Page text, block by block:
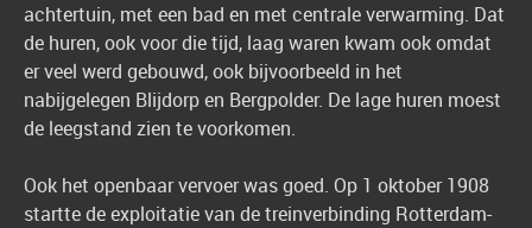
achtertuin, met een bad en met centrale verwarming. Dat
de huren, ook voor die tijd, laag waren kwam ook omdat
er veel werd gebouwd, ook bijvoorbeeld in het
nabijgelegen Blijdorp en Bergpolder. De lage huren moest
de leegstand zien te voorkomen.
Ook het openbaar vervoer was goed. Op 1 oktober 1908
startte de exploitatie van de treinverbinding Rotterdam-